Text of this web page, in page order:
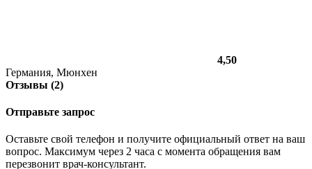
4,50
Германия, Мюнхен
Отзывы (2)
Отправьте запрос
Оставьте свой телефон и получите официальный ответ на ваш
вопрос. Максимум через 2 часа с момента обращения вам
перезвонит врач-консультант.